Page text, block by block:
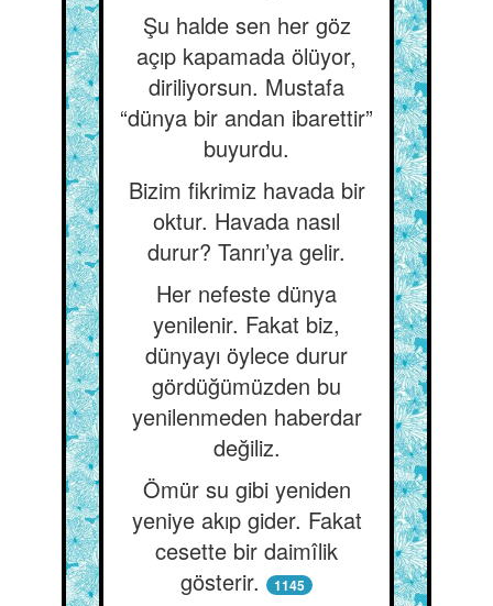
Şu halde sen her göz
açıp kapamada ölüyor,
diriliyorsun. Mustafa
“dünya bir andan ibarettir”
buyurdu.
Bizim fikrimiz havada bir
oktur. Havada nasıl
durur? Tanrı’ya gelir.
Her nefeste dünya
yenilenir. Fakat biz,
dünyayı öylece durur
gördüğümüzden bu
yenilenmeden haberdar
değiliz.
Ömür su gibi yeniden
yeniye akıp gider. Fakat
cesette bir daimîlik
gösterir.
1145